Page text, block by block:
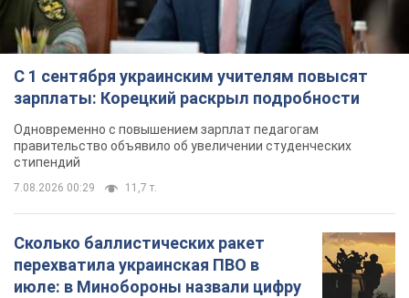
С 1 сентября украинским учителям повысят
зарплаты: Корецкий раскрыл подробности
Одновременно с повышением зарплат педагогам
правительство объявило об увеличении студенческих
стипендий
7.08.2026 00:29 11,7 т.
Сколько баллистических ракет
перехватила украинская ПВО в
июле: в Минобороны назвали цифру